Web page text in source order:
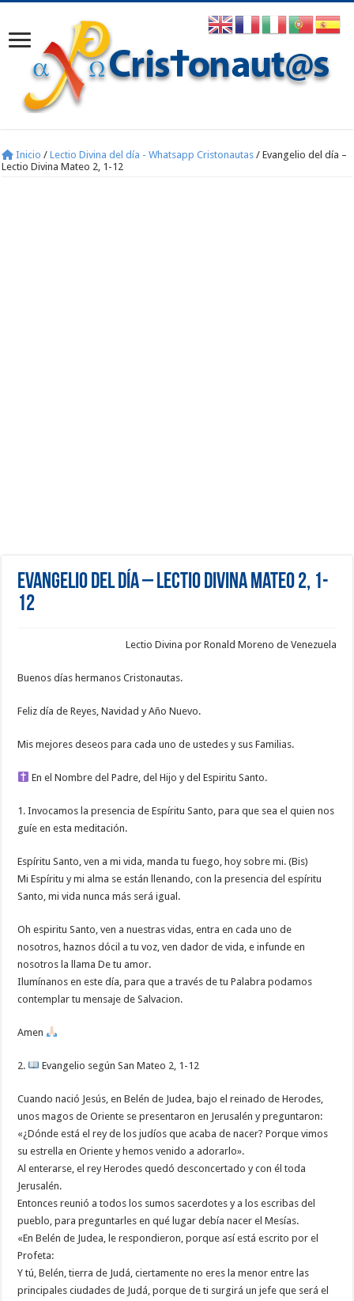
Inicio / Lectio Divina del día - Whatsapp Cristonautas / Evangelio del día –
Lectio Divina Mateo 2, 1-12
Evangelio del día – Lectio Divina Mateo 2, 1-
12
Lectio Divina por Ronald Moreno de Venezuela
Buenos días hermanos Cristonautas.
Feliz día de Reyes, Navidad y Año Nuevo.
Mis mejores deseos para cada uno de ustedes y sus Familias.
En el Nombre del Padre, del Hijo y del Espiritu Santo.
1. Invocamos la presencia de Espíritu Santo, para que sea el quien nos
guíe en esta meditación.
Espíritu Santo, ven a mi vida, manda tu fuego, hoy sobre mi. (Bis)
Mi Espíritu y mi alma se están llenando, con la presencia del espíritu
Santo, mi vida nunca más será igual.
Oh espiritu Santo, ven a nuestras vidas, entra en cada uno de
nosotros, haznos dócil a tu voz, ven dador de vida, e infunde en
nosotros la llama De tu amor.
Ilumínanos en este día, para que a través de tu Palabra podamos
contemplar tu mensaje de Salvacion.
Amen
2. Evangelio según San Mateo 2, 1-12
Cuando nació Jesús, en Belén de Judea, bajo el reinado de Herodes,
unos magos de Oriente se presentaron en Jerusalén y preguntaron:
«¿Dónde está el rey de los judíos que acaba de nacer? Porque vimos
su estrella en Oriente y hemos venido a adorarlo».
Al enterarse, el rey Herodes quedó desconcertado y con él toda
Jerusalén.
Entonces reunió a todos los sumos sacerdotes y a los escribas del
pueblo, para preguntarles en qué lugar debía nacer el Mesías.
«En Belén de Judea, le respondieron, porque así está escrito por el
Profeta:
Y tú, Belén, tierra de Judá, ciertamente no eres la menor entre las
principales ciudades de Judá, porque de ti surgirá un jefe que será el